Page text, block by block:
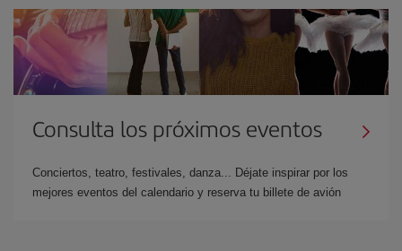
Consulta los próximos eventos
Conciertos, teatro, festivales, danza... Déjate inspirar por los
mejores eventos del calendario y reserva tu billete de avión